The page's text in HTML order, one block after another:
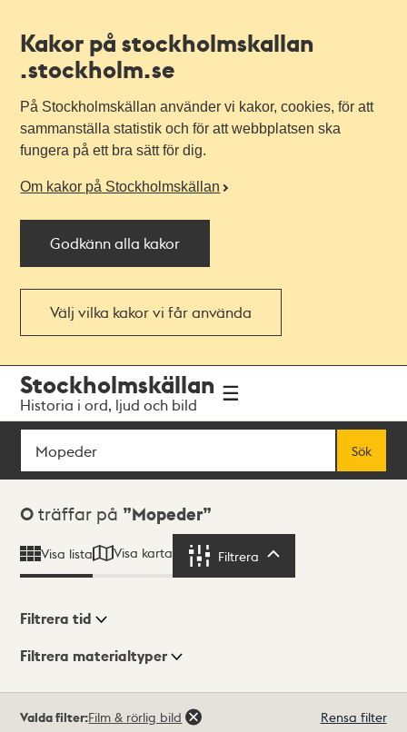
Kakor på stockholmskallan
.stockholm.se
På Stockholmskällan använder vi kakor, cookies, för att
sammanställa statistik och för att webbplatsen ska
fungera på ett bra sätt för dig.
Om kakor på Stockholmskällan
Godkänn alla kakor
Välj vilka kakor vi får använda
navigationen
huvudinnehållet
Stockholmskällan
Historia i ord, ljud och bild
Sök
Sök
Sökresultat
0 träffar på Mopeder
Visa lista Visa karta Filtrera
Visningsläge
Filtrera tid
Filtrera materialtyper
träffar
Valda filter:Film & rörlig bild Rensa filter